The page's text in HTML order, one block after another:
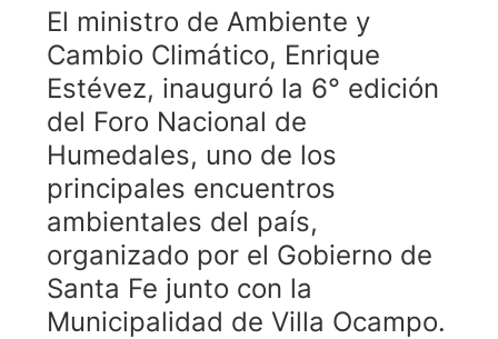
El ministro de Ambiente y
Cambio Climático, Enrique
Estévez, inauguró la 6° edición
del Foro Nacional de
Humedales, uno de los
principales encuentros
ambientales del país,
organizado por el Gobierno de
Santa Fe junto con la
Municipalidad de Villa Ocampo.